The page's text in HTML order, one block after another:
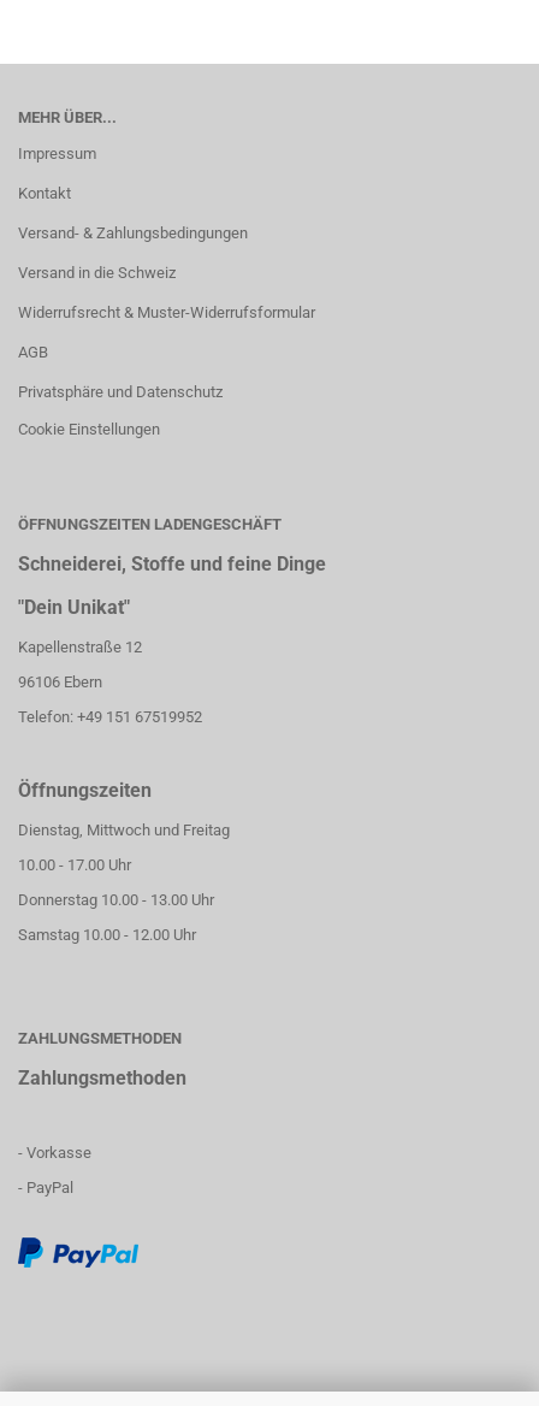
MEHR ÜBER...
Impressum
Kontakt
Versand- & Zahlungsbedingungen
Versand in die Schweiz
Widerrufsrecht & Muster-Widerrufsformular
AGB
Privatsphäre und Datenschutz
Cookie Einstellungen
ÖFFNUNGSZEITEN LADENGESCHÄFT
Schneiderei, Stoffe und feine Dinge
"Dein Unikat"
Kapellenstraße 12
96106 Ebern
Telefon: +49 151 67519952
Öffnungszeiten
Dienstag, Mittwoch und Freitag
10.00 - 17.00 Uhr
Donnerstag 10.00 - 13.00 Uhr
Samstag 10.00 - 12.00 Uhr
ZAHLUNGSMETHODEN
Zahlungsmethoden
- Vorkasse
- PayPal